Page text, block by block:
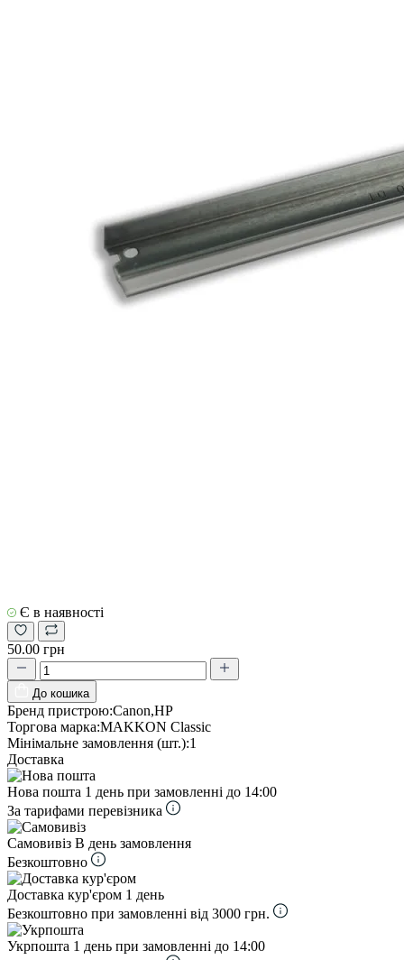
Є в наявності
50.00 грн
До кошика
Бренд пристрою:Canon,HP
Торгова марка:MAKKON Classic
Мінімальне замовлення (шт.):1
Доставка
Нова пошта 1 день при замовленні до 14:00
За тарифами перевізника
Самовивіз В день замовлення
Безкоштовно
Доставка кур'єром 1 день
Безкоштовно при замовленні від 3000 грн.
Укрпошта 1 день при замовленні до 14:00